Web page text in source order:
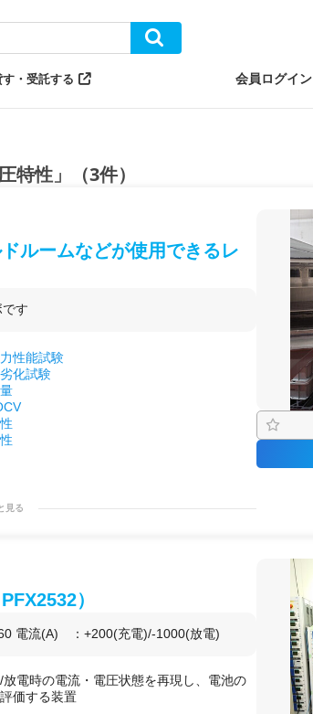
・受託する 会員ログイン
特性」（3件）
ルームなどが使用できるレ
す
性能試験
化試験
の
ェクト
見る
）
電流(A) ：+200(充電)/-1000(放電)
電時の電流・電圧状態を再現し、電池の
価する装置